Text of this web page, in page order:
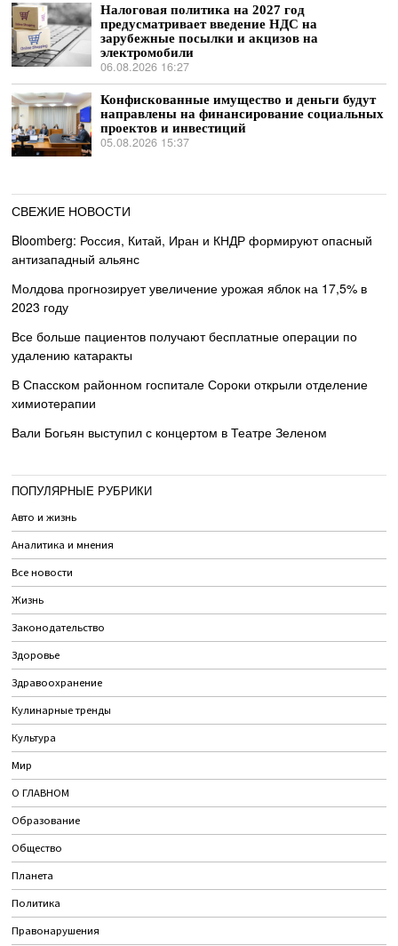
Налоговая политика на 2027 год
предусматривает введение НДС на
зарубежные посылки и акцизов на
электромобили
06.08.2026 16:27
Конфискованные имущество и деньги будут
направлены на финансирование социальных
проектов и инвестиций
05.08.2026 15:37
СВЕЖИЕ НОВОСТИ
Bloomberg: Россия, Китай, Иран и КНДР формируют опасный
антизападный альянс
Молдова прогнозирует увеличение урожая яблок на 17,5% в
2023 году
Все больше пациентов получают бесплатные операции по
удалению катаракты
В Спасском районном госпитале Сороки открыли отделение
химиотерапии
Вали Богьян выступил с концертом в Театре Зеленом
ПОПУЛЯРНЫЕ РУБРИКИ
Авто и жизнь
Аналитика и мнения
Все новости
Жизнь
Законодательство
Здоровье
Здравоохранение
Кулинарные тренды
Культура
Мир
О ГЛАВНОМ
Образование
Общество
Планета
Политика
Правонарушения